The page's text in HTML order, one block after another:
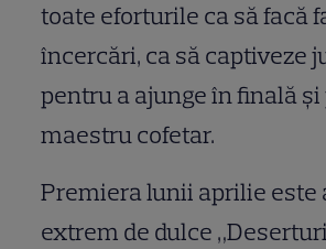
toate eforturile ca să facă
încercări, ca să captiveze
pentru a ajunge în finală
maestru cofetar.
Premiera lunii aprilie este
extrem de dulce